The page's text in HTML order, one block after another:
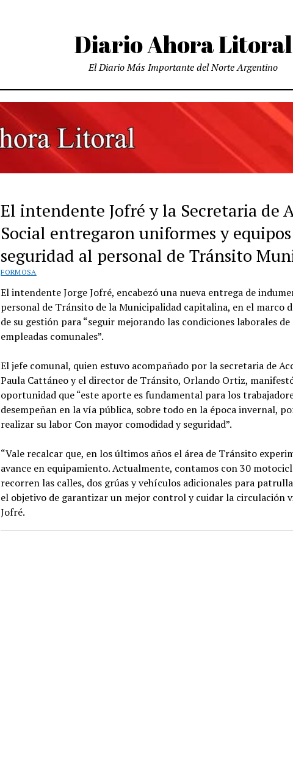
Diario Ahora Litoral
El Diario Más Importante del Norte Argentino
El intendente Jofré y la Secretaria de
Social entregaron uniformes y
seguridad al personal de Tránsito
FORMOSA
Elintendente Jorge Jofré, encabezó una nueva entrega de
personal de Tránsito de la Municipalidad capitalina, en el marco
de su gestión para “seguir mejorando las condiciones laborales
empleadas comunales”.
El jefe comunal, quien estuvo acompañado por la secretaria de
Paula Cattáneo y el director de Tránsito, Orlando Ortiz,
oportunidad que “este aporte es fundamental para los
desempeñan en la vía pública, sobre todo en la época invernal,
realizar su labor Con mayor comodidad y seguridad”.
“Vale recalcar que, en los últimos años el área de Tránsito
avance en equipamiento. Actualmente, contamos con 30
recorren las calles, dos grúas y vehículos adicionales para
el objetivo de garantizar un mejor control y cuidar la circulación
Jofré.